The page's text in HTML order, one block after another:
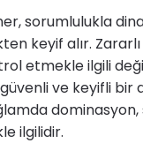
sorumlulukla
keyif alır.
etmekle ilgili
ve keyifli bir
dominasyon,
ilgilidir.